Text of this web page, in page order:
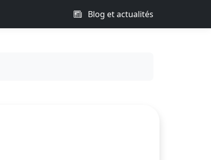
Blog et actualités